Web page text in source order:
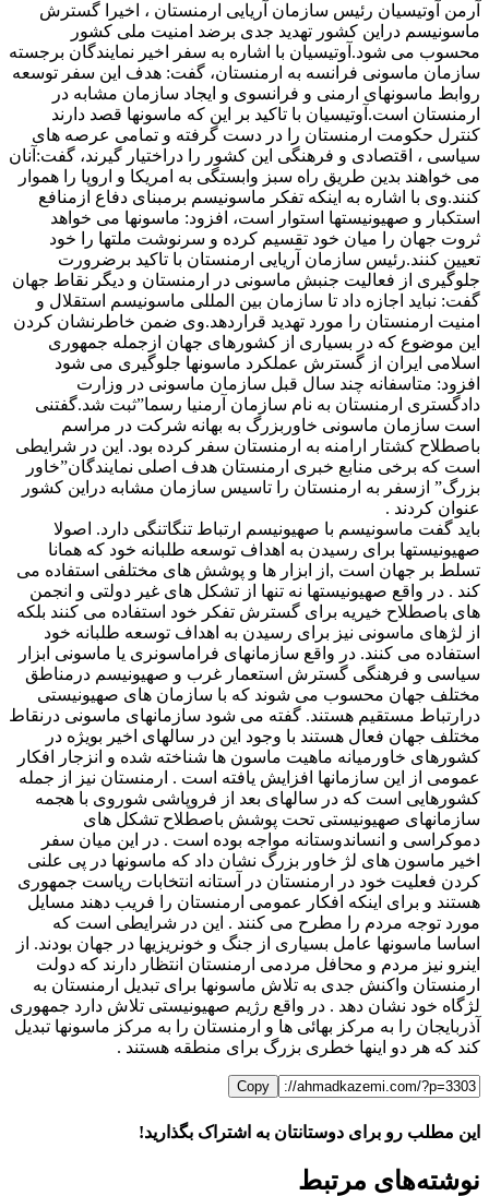
آرمن آوتیسیان رئیس سازمان آریایی ارمنستان ، اخیرا گسترش
ماسونیسم دراین کشور تهدید جدی برضد امنیت ملی کشور
محسوب می شود.آوتیسیان با اشاره به سفر اخیر نمایندگان برجسته
سازمان ماسونی فرانسه به ارمنستان، گفت: هدف این سفر توسعه
روابط ماسونهای ارمنی و فرانسوی و ایجاد سازمان مشابه در
ارمنستان است.آوتیسیان با تاکید بر این که ماسونها قصد دارند
کنترل حکومت ارمنستان را در دست گرفته و تمامی عرصه های
سیاسی ، ‌اقتصادی و فرهنگی این کشور را دراختیار گیرند، گفت:‌آنان
می خواهند بدین طریق راه سبز وابستگی به امریکا و اروپا را هموار
کنند.وی با اشاره به اینکه تفکر ماسونیسم برمبنای دفاع ازمنافع
استکبار و صهیونیستها استوار است، افزود: ماسونها می خواهد
ثروت جهان را میان خود تقسیم کرده و سرنوشت ملتها را خود
تعیین کنند.رئیس سازمان آریایی ارمنستان با تاکید برضرورت
جلوگیری از فعالیت جنبش ماسونی در ارمنستان و دیگر نقاط جهان
گفت: نباید اجازه داد تا سازمان بین المللی ماسونیسم استقلال و
امنیت ارمنستان را مورد تهدید قراردهد.وی ضمن خاطرنشان کردن
این موضوع که در بسیاری از کشورهای جهان ازجمله جمهوری
اسلامی ایران از گسترش عملکرد ماسونها جلوگیری می شود
افزود: متاسفانه چند سال قبل سازمان ماسونی در وزارت
دادگستری ارمنستان به نام سازمان آرمنیا رسما”‌ثبت شد.گفتنی
است سازمان ماسونی خاوربزرگ به بهانه شرکت در مراسم
باصطلاح کشتار ارامنه به ارمنستان سفر کرده بود. این در شرایطی
است که برخی منابع خبری ارمنستان هدف اصلی نمایندگان”‌خاور
بزرگ” ازسفر به ارمنستان را تاسیس سازمان مشابه دراین کشور
عنوان کردند .
باید گفت ماسونیسم با صهیونیسم ارتباط تنگاتنگی دارد. اصولا
صهیونیستها برای رسیدن به اهداف توسعه طلبانه خود که همانا
تسلط بر جهان است ,از ابزار ها و پوشش های مختلفی استفاده می
کند . در واقع صهیونیستها نه تنها از تشکل های غیر دولتی و انجمن
های باصطلاح خیریه برای گسترش تفکر خود استفاده می کنند بلکه
از لژهای ماسونی نیز برای رسیدن به اهداف توسعه طلبانه خود
استفاده می کنند. در واقع سازمانهای فراماسونری یا ماسونی ابزار
سیاسی و فرهنگی گسترش استعمار غرب و صهیونیسم درمناطق
مختلف جهان محسوب می شوند که با سازمان های صهیونیستی
درارتباط مستقیم هستند. گفته می شود سازمانهای ماسونی درنقاط
مختلف جهان فعال هستند با وجود این در سالهای اخیر بویژه در
کشورهای خاورمیانه ماهیت ماسون ها شناخته شده و انزجار افکار
عمومی از این سازمانها افزایش یافته است . ارمنستان نیز از جمله
کشورهایی است که در سالهای بعد از فروپاشی شوروی با هجمه
سازمانهای صهیونیستی تحت پوشش باصطلاح تشکل های
دموکراسی و انساندوستانه مواجه بوده است . در این میان سفر
اخیر ماسون های لژ خاور بزرگ نشان داد که ماسونها در پی علنی
کردن فعلیت خود در ارمنستان در آستانه انتخابات ریاست جمهوری
هستند و برای اینکه افکار عمومی ارمنستان را فریب دهند مسایل
مورد توجه مردم را مطرح می کنند . این در شرایطی است که
اساسا ماسونها عامل بسیاری از جنگ و خونریزیها در جهان بودند. از
اینرو نیز مردم و محافل مردمی ارمنستان انتظار دارند که دولت
ارمنستان واکنش جدی به تلاش ماسونها برای تبدیل ارمنستان به
لژگاه خود نشان دهد . در واقع رژیم صهیونیستی تلاش دارد جمهوری
آذربایجان را به مرکز بهائی ها و ارمنستان را به مرکز ماسونها تبدیل
کند که هر دو اینها خطری بزرگ برای منطقه هستند .
Copy
این مطلب رو برای دوستانتان به اشتراک بگذارید!
FacebookX
LinkedIn
WhatsApp
Telegram
ایمیل
نوشته‌‌های مرتبط